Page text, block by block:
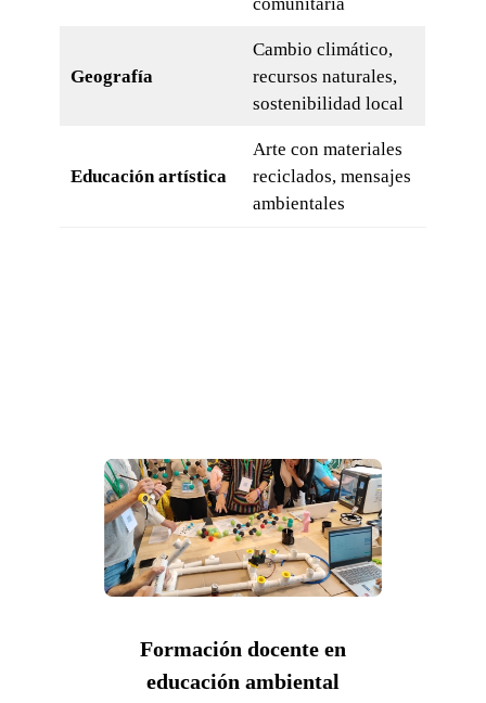
Geografía
Cambio climático,
recursos naturales,
sostenibilidad local
Educación artística
Arte con materiales
reciclados, mensajes
ambientales
potencian el
aprendizaje ambiental